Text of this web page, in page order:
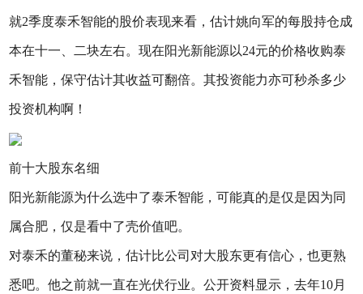
就2季度泰禾智能的股价表现来看，估计姚向军的每股持仓成
本在十一、二块左右。现在阳光新能源以24元的价格收购泰
禾智能，保守估计其收益可翻倍。其投资能力亦可秒杀多少
投资机构啊！
前十大股东名细
阳光新能源为什么选中了泰禾智能，可能真的是仅是因为同
属合肥，仅是看中了壳价值吧。
对泰禾的董秘来说，估计比公司对大股东更有信心，也更熟
悉吧。他之前就一直在光伏行业。公开资料显示，去年10月